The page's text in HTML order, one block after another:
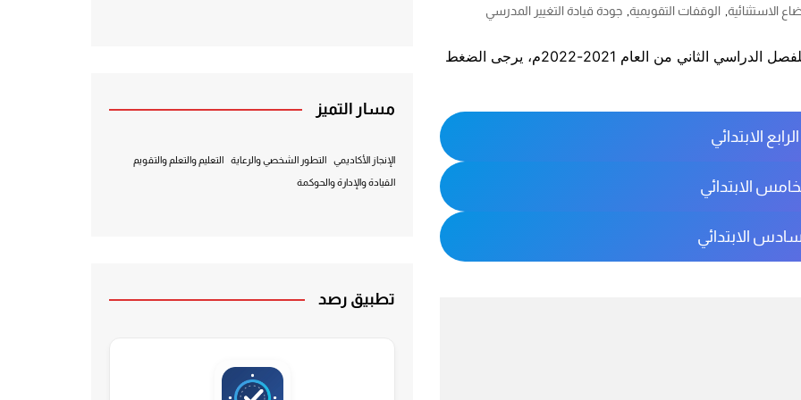
الاستثنائية الوقفات التقويمية جودة قيادة التغيير المدرسي
نقدم لكم جدول المواضيع الداخلة في التطبيق الأول للفصل الدراسي الثاني من العام 2021-2022م، يرجى الضغط
الابتدائي
الابتدائي
الابتدائي
مسار التميز
الإنجاز الأكاديمي التطور الشخصي والرعاية التعليم والتعلم والتقويم
القيادة والإدارة والحوكمة
تطبيق رصد